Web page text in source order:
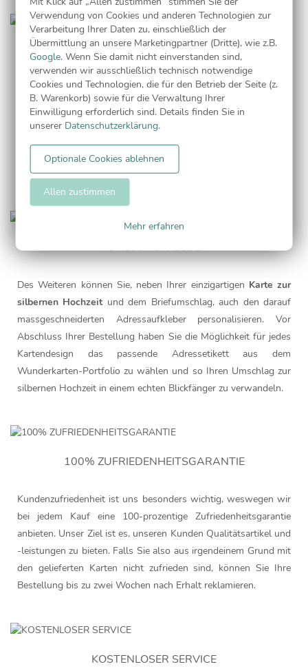
PASSENDE BRIEFUMSCHLÄGE
Während des Vorganges der Gestaltung Ihrer individuellen
Karten haben Sie optional die Möglichkeit, aus einem grossen
Angebot an Umschlägen, Ihren persönlichen Favoriten zu
Sie zur silbernen Hochzeit IhreEinladungskarten zur silbernen
Hochzeitin farblich passenden Umschlägen.
ADRESSAUFKLEBER
Des Weiteren können Sie, neben Ihrer einzigartigen Karte zur
silbernen Hochzeitund dem Briefumschlag, auch den darauf
massgeschneiderten Adressaufkleber personalisieren. Vor
Abschluss Ihrer Bestellung haben Sie die Möglichkeit für jedes
Kartendesign das passende Adressetikett aus dem
Wunderkarten-Portfolio zu wählen und so Ihren Umschlag zur
silbernen Hochzeit in einem echten Blickfänger zu verwandeln.
100% ZUFRIEDENHEITSGARANTIE
Kundenzufriedenheit ist uns besonders wichtig, weswegen wir
bei jedem Kauf eine 100-prozentige Zufriedenheitsgarantie
anbieten. Unser Ziel ist es, unseren Kunden Qualitätsartikel und
-leistungen zu bieten. Falls Sie also aus irgendeinem Grund mit
den gelieferten Karten nicht zufrieden sind, können Sie Ihre
Bestellung bis zu zwei Wochen nach Erhalt reklamieren.
KOSTENLOSER SERVICE
Verwendung von Cookies und anderen Technologien zur
Verarbeitung Ihrer Daten zu, einschließlich der
Übermittlung an unsere Marketingpartner (Dritte), wie z.B.
Google. Wenn Sie damit nicht einverstanden sind,
verwenden wir ausschließlich technisch notwendige
Cookies und Technologien, die für den Betrieb der Seite (z.
B. Warenkorb) sowie für die Verwaltung Ihrer
Einwilligung erforderlich sind. Details finden Sie in
unserer Datenschutzerklärung.
Mehr erfahren
Optionale Cookies ablehnen
Allen zustimmen